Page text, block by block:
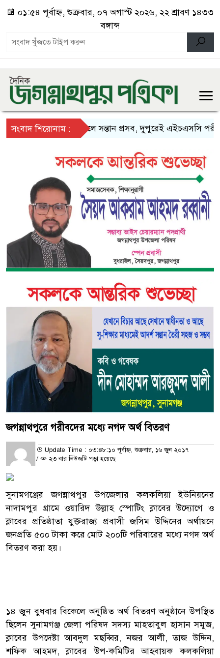
০১:৫৪ পূর্বাহ্ন, শুক্রবার, ০৭ অগাস্ট ২০২৬, ২২ শ্রাবণ ১৪৩৩
বঙ্গাব্দ
সংবাদ শিরোনাম :সকালে সন্তান প্রসব, দুপুরেই এইচএসসি
জগন্নাথপুরে গরীবদের মধ্যে নগদ অর্থ বিতরণ
Update Time : ০৩:৪৮:১০ পূর্বাহ্ন, শুক্রবার, ১৬ জুন ২০১৭
/
২৩ বার নিউজটি পড়া হয়েছে
সুনামগঞ্জের জগন্নাথপুর উপজেলার কলকলিয়া ইউনিয়নের
নাদামপুর গ্রামে ওয়ারিদ উল্লাহ স্পোটিং ক্লাবের উদ্যোগে ও
ক্লাবের প্রতিষ্ঠাতা যুক্তরাজ্য প্রবাসী জসিম উদ্দিনের অর্থায়নে
জনপ্রতি ৫০০ টাকা করে মোট ২০০টি পরিবারের মধ্যে নগদ অর্থ
বিতরণ করা হয়।
১৪ জুন বুধবার বিকেলে অনুষ্ঠিত অর্থ বিতরণ অনুষ্ঠানে উপস্থিত
ছিলেন সুনামগঞ্জ জেলা পরিষদ সদস্য মাহতাবুল হাসান সমুজ,
ক্লাবের উপদেষ্টা আবদুল মছব্বির, নজর আলী, তাজ উদ্দিন,
শফিক আহমদ, ক্লাবের উপ-কমিটির আহবায়ক কলকলিয়া